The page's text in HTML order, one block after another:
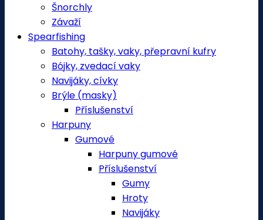
Šnorchly
Závaží
Spearfishing
Batohy, tašky, vaky, přepravní kufry
Bójky, zvedací vaky
Navijáky, cívky
Brýle (masky)
Příslušenství
Harpuny
Gumové
Harpuny gumové
Příslušenství
Gumy
Hroty
Navijáky